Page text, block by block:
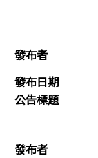
發布者
發布日期
公告標題
發布者